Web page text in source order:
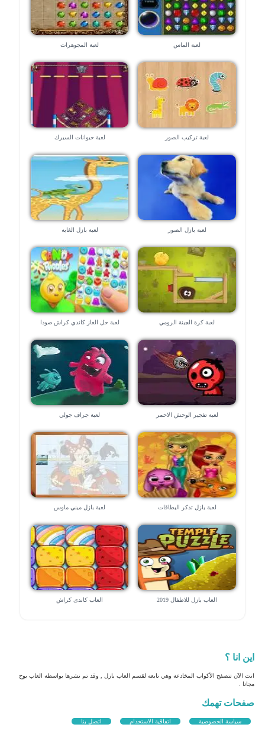
لعبة الماس لعبة المجوهرات
لعبة تركيب الصور لعبة حيوانات السيرك
لعبة بازل الصور لعبة بازل الغابه
لعبة كرة الجبنة الرومي
لعبة حل الغاز كاندي كراش صودا
لعبة تفجير الوحش الاحمر لعبة جراف جولي
لعبة بازل تذكر البطاقات لعبة بازل ميني ماوس
العاب بازل للاطفال 2019 العاب كاندى كراش
اين انا ؟
انت الآن تتصفح الأكواب المخادعة وهي تابعه لقسم العاب بازل , وقد تم نشرها بواسطه العاب بوح
مجانا .
صفحات تهمك
سياسة الخصوصية اتفاقية الاستخدام اتصل بنا